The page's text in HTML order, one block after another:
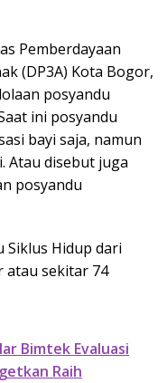
Pemberdayaan
(DP3A) Kota Bogor,
posyandu
ini posyandu
bayi saja, namun
Atau disebut juga
posyandu
Siklus Hidup dari
atau sekitar 74
Bimtek Evaluasi
Raih